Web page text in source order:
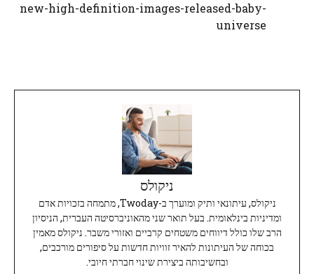
new-high-definition-images-released-baby-
universe
ניקולס
ניקולס, עיתונאי ותיק ומוערך ב-Twoday, מתמחה בזכויות אדם
ומדיניות בינלאומית. בעל תואר שני מהאוניברסיטה העברית, הניסיון
הרב שלו כולל דיווחים משטחים קרביים ואזורי משבר. ניקולס מאמין
בכוחה של העיתונות להאיר זוויות חדשות על סיפורים מורכבים,
ובחשיבותה ביצירת שינוי חברתי חיובי.